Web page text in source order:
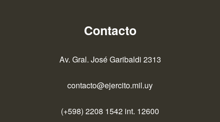
Contacto
Av. Gral. José Garibaldi 2313
contacto@ejercito.mil.uy
(+598) 2208 1542 int. 12600